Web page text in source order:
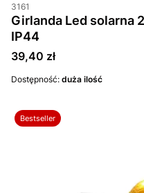
3161
Girlanda Led solarna
IP44
Cena
39,40 zł
Dostępność: duża ilość
Bestseller